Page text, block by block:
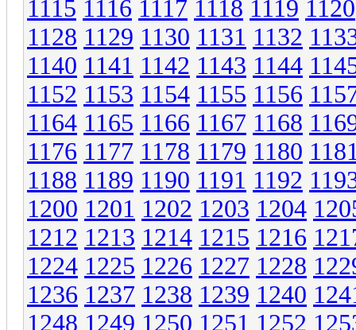
1115 1116 1117 1118 1119 1120
1128 1129 1130 1131 1132
1140 1141 1142 1143 1144
1152 1153 1154 1155 1156
1164 1165 1166 1167 1168
1176 1177 1178 1179 1180
1188 1189 1190 1191 1192
1200 1201 1202 1203 1204
1212 1213 1214 1215 1216
1224 1225 1226 1227 1228
1236 1237 1238 1239 1240
1248 1249 1250 1251 1252